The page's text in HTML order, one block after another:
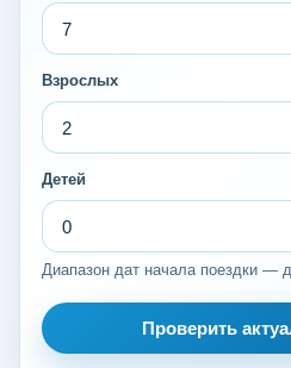
Взрослых
Детей
Диапазон дат начала поездки —
Проверить